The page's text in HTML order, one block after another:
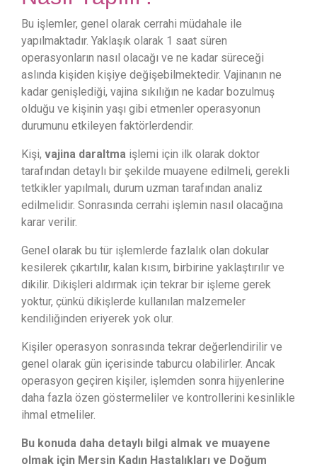
Bu işlemler, genel olarak cerrahi müdahale ile
yapılmaktadır. Yaklaşık olarak 1 saat süren
operasyonların nasıl olacağı ve ne kadar süreceği
aslında kişiden kişiye değişebilmektedir. Vajinanın ne
kadar genişlediği, vajina sıkılığın ne kadar bozulmuş
olduğu ve kişinin yaşı gibi etmenler operasyonun
durumunu etkileyen faktörlerdendir.
Kişi, vajina daraltma işlemi için ilk olarak doktor
tarafından detaylı bir şekilde muayene edilmeli, gerekli
tetkikler yapılmalı, durum uzman tarafından analiz
edilmelidir. Sonrasında cerrahi işlemin nasıl olacağına
karar verilir.
Genel olarak bu tür işlemlerde fazlalık olan dokular
kesilerek çıkartılır, kalan kısım, birbirine yaklaştırılır ve
dikilir. Dikişleri aldırmak için tekrar bir işleme gerek
yoktur, çünkü dikişlerde kullanılan malzemeler
kendiliğinden eriyerek yok olur.
Kişiler operasyon sonrasında tekrar değerlendirilir ve
genel olarak gün içerisinde taburcu olabilirler. Ancak
operasyon geçiren kişiler, işlemden sonra hijyenlerine
daha fazla özen göstermeliler ve kontrollerini kesinlikle
ihmal etmeliler.
Bu konuda daha detaylı bilgi almak ve muayene
olmak için Mersin Kadın Hastalıkları ve Doğum